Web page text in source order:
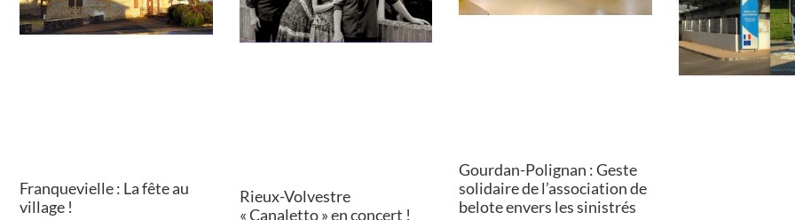
Franquevielle : La fête au
village !
Rieux-Volvestre
« Canaletto » en concert !
Gourdan-Polignan : Geste
solidaire de l’association de
belote envers les sinistrés